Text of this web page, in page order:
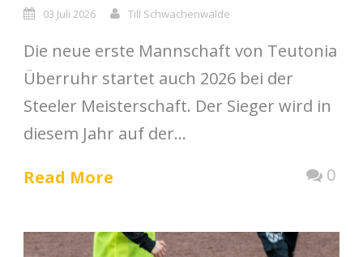
03 Juli 2026 Till Schwachenwalde
Die neue erste Mannschaft von Teutonia
Überruhr startet auch 2026 bei der
Steeler Meisterschaft. Der Sieger wird in
diesem Jahr auf der...
Read More
0